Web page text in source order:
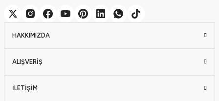
HAKKIMIZDA
ALIŞVERİŞ
İLETİŞİM